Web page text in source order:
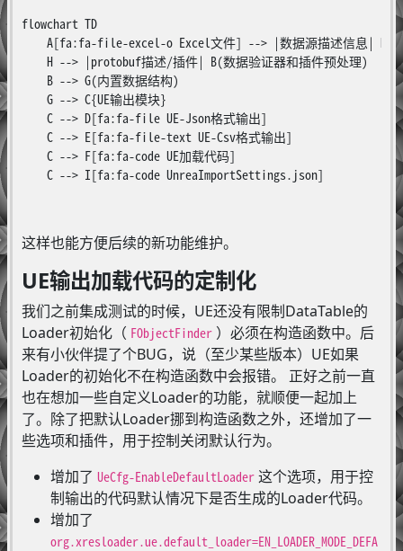
flowchart TD
A[fa:fa-file-excel-o Excel文件] --> |数据源描述信息| H(
    H --> |protobuf描述/插件| B(数据验证器和插件预处理)
    B --> G(内置数据结构)
    G --> C{UE输出模块}
    C --> D[fa:fa-file UE-Json格式输出]
    C --> E[fa:fa-file-text UE-Csv格式输出]
    C --> F[fa:fa-code UE加载代码]
    C --> I[fa:fa-code UnreaImportSettings.json]
这样也能方便后续的新功能维护。
UE输出加载代码的定制化
我们之前集成测试的时候，UE还没有限制DataTable的
Loader初始化（ FObjectFinder）必须在构造函数中。后
来有小伙伴提了个BUG，说（至少某些版本）UE如果
Loader的初始化不在构造函数中会报错。 正好之前一直
也在想加一些自定义Loader的功能，就顺便一起加上
了。除了把默认Loader挪到构造函数之外，还增加了一
些选项和插件，用于控制关闭默认行为。
增加了 UeCfg-EnableDefaultLoader这个选项，用于控
制输出的代码默认情况下是否生成的Loader代码。
增加了
org.xresloader.ue.default_loader=EN_LOADER_MODE_DEFA